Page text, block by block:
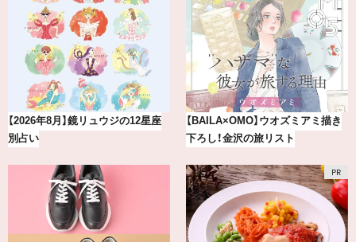
【BAILA×OMO】ウオズミアミ描き
下ろし！金沢の旅リスト
『セルヴォーク』2026新作アイシャ
ドウパレットをお試し！